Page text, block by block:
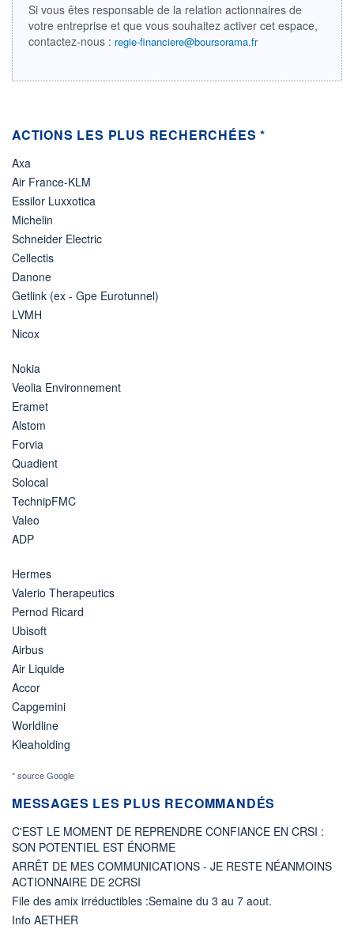
+ PORTEFEUILLE + LISTE
Si vous êtes responsable de la relation actionnaires de
votre entreprise et que vous souhaitez activer cet espace,
contactez-nous : regie-financiere@boursorama.fr
ACTIONS LES PLUS RECHERCHÉES *
Axa
Air France-KLM
Essilor Luxxotica
Michelin
Schneider Electric
Cellectis
Danone
Getlink (ex - Gpe Eurotunnel)
LVMH
Nicox
Nokia
Veolia Environnement
Eramet
Alstom
Forvia
Quadient
Solocal
TechnipFMC
Valeo
ADP
Hermes
Valerio Therapeutics
Pernod Ricard
Ubisoft
Airbus
Air Liquide
Accor
Capgemini
Worldline
Kleaholding
* source Google
MESSAGES LES PLUS RECOMMANDÉS
C'EST LE MOMENT DE REPRENDRE CONFIANCE EN CRSI :
SON POTENTIEL EST ÉNORME
ARRÊT DE MES COMMUNICATIONS - JE RESTE NÉANMOINS
ACTIONNAIRE DE 2CRSI
File des amix irréductibles :Semaine du 3 au 7 aout.
Info AETHER